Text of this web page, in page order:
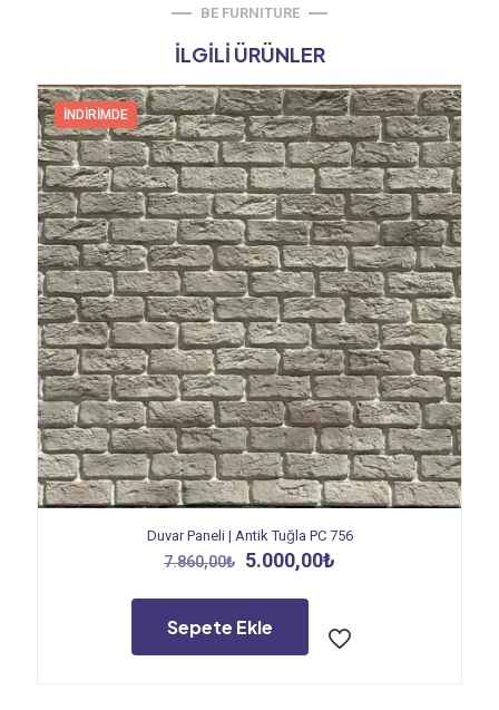
BE FURNITURE
İLGILI ÜRÜNLER
İNDIRIMDE
Duvar Paneli | Antik Tuğla PC 756
7.860,00₺ Orijinal
7.860,00₺.
5.000,00₺
Sepete Ekle